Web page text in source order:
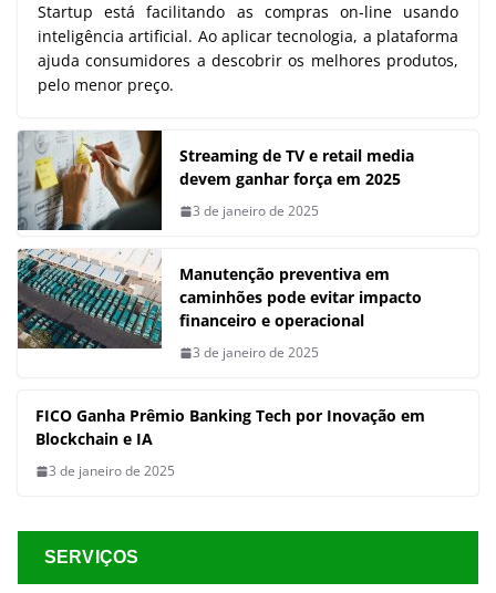
Startup está facilitando as compras on-line usando
inteligência artificial. Ao aplicar tecnologia, a plataforma
ajuda consumidores a descobrir os melhores produtos,
pelo menor preço.
Streaming de TV e retail media
devem ganhar força em 2025
3 de janeiro de 2025
Manutenção preventiva em
caminhões pode evitar impacto
financeiro e operacional
3 de janeiro de 2025
FICO Ganha Prêmio Banking Tech por Inovação em
Blockchain e IA
3 de janeiro de 2025
SERVIÇOS